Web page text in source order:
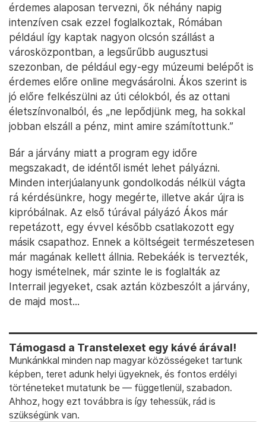
érdemes alaposan tervezni, ők néhány napig
intenzíven csak ezzel foglalkoztak, Rómában
például így kaptak nagyon olcsón szállást a
városközpontban, a legsűrűbb augusztusi
szezonban, de például egy-egy múzeumi belépőt is
érdemes előre online megvásárolni. Ákos szerint is
jó előre felkészülni az úti célokból, és az ottani
életszínvonalból, és „ne lepődjünk meg, ha sokkal
jobban elszáll a pénz, mint amire számítottunk.”
Bár a járvány miatt a program egy időre
megszakadt, de idéntől ismét lehet pályázni.
Minden interjúalanyunk gondolkodás nélkül vágta
rá kérdésünkre, hogy megérte, illetve akár újra is
kipróbálnak. Az első túrával pályázó Ákos már
repetázott, egy évvel később csatlakozott egy
másik csapathoz. Ennek a költségeit természetesen
már magának kellett állnia. Rebekáék is tervezték,
hogy ismételnek, már szinte le is foglalták az
Interrail jegyeket, csak aztán közbeszólt a járvány,
de majd most...
Támogasd a Transtelexet egy kávé árával!
Munkánkkal minden nap magyar közösségeket tartunk
képben, teret adunk helyi ügyeknek, és fontos erdélyi
történeteket mutatunk be — függetlenül, szabadon.
Ahhoz, hogy ezt továbbra is így tehessük, rád is
szükségünk van.